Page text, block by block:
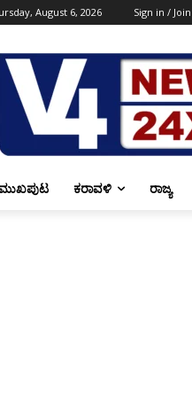
August 6, 2026 Sign in / Join
ಕರಾವಳಿ ರಾಜ್ಯ